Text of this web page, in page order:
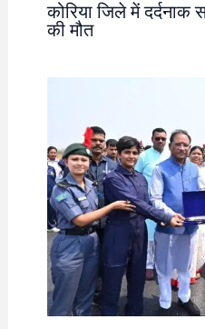
कोरिया जिले में
की मौत